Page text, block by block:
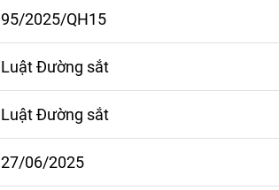
95/2025/QH15
Luật Đường sắt
Luật Đường sắt
27/06/2025